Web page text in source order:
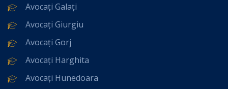
Avocați Galați
Avocați Giurgiu
Avocați Gorj
Avocați Harghita
Avocați Hunedoara